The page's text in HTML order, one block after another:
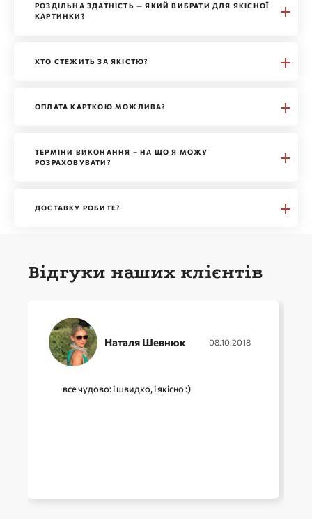
РОЗДІЛЬНА ЗДАТНІСТЬ — ЯКИЙ ВИБРАТИ ДЛЯ ЯКІСНОЇ
КАРТИНКИ?
ХТО СТЕЖИТЬ ЗА ЯКІСТЮ?
ОПЛАТА КАРТКОЮ МОЖЛИВА?
ТЕРМІНИ ВИКОНАННЯ – НА ЩО Я МОЖУ
РОЗРАХОВУВАТИ?
ДОСТАВКУ РОБИТЕ?
Відгуки наших клієнтів
Наталя Шевнюк 08.10.2018
все чудово: і швидко, і якісно :)